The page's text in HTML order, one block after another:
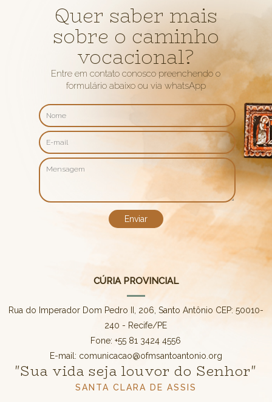
Quer saber mais
sobre o caminho
vocacional?
Entre em contato conosco preenchendo o
formulário abaixo ou via whatsApp
CÚRIA PROVINCIAL
Rua do Imperador Dom Pedro II, 206, Santo Antônio CEP: 50010-
240 - Recife/PE
Fone: +55 81 3424 4556
E-mail: comunicacao@ofmsantoantonio.org
"Sua vida seja louvor do Senhor"
SANTA CLARA DE ASSIS